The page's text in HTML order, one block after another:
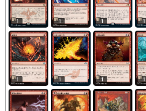
1 1 1 1
1 1 1 1